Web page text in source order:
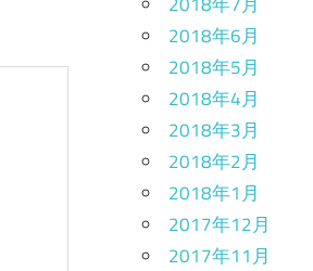
2018年6月
2018年5月
2018年4月
2018年3月
2018年2月
2018年1月
2017年12月
2017年11月